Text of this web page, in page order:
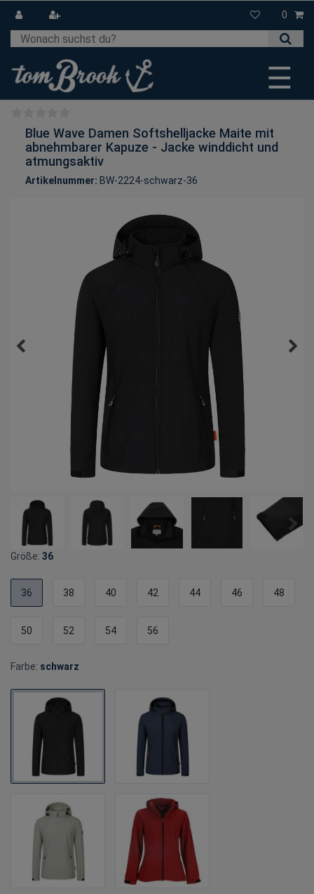
0
☰
Blue Wave Damen Softshelljacke Maite mit
abnehmbarer Kapuze - Jacke winddicht und
atmungsaktiv
Artikelnummer: BW-2224-schwarz-36
Größe: 36
36 38 40 42 44 46 48
50 52 54 56
Farbe: schwarz